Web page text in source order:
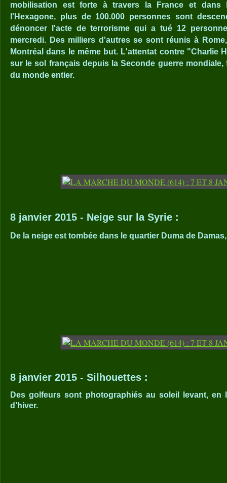
mobilisation est forte à travers la France et dans
l'Hexagone, plus de 100.000 personnes sont
dénoncer l'acte de terrorisme qui a tué 12
mercredi. Des milliers d'autres se sont réunis à
Montréal dans le même but. L'attentat contre "Charlie
sur le sol français depuis la Seconde guerre
du monde entier.
8 janvier 2015 - Neige sur la Syrie :
De la neige est tombée dans le quartier Duma de
8 janvier 2015 - Silhouettes :
Des golfeurs sont photographiés au soleil levant, en
d’hiver.